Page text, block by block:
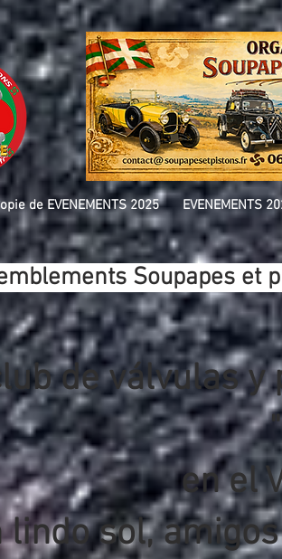
de EVENEMENTS 2025 EVENEMENTS
Soupapes et
de válvulas
en el
lindo sol,